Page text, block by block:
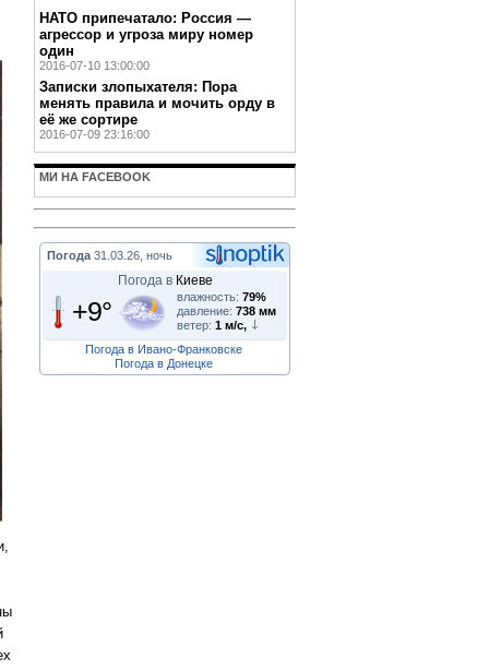
НАТО припечатало: Россия —
агрессор и угроза миру номер
один
2016-07-10 13:00:00
Записки злопыхателя: Пора
менять правила и мочить орду в
её же сортире
2016-07-09 23:16:00
МИ НА FACEBOOK
Погода 31.03.26, ночь
Погода в Киеве
+9° влажность: 79%
давление: 738 мм
ветер: 1 м/с,
Погода в Ивано-Франковске
Погода в Донецке